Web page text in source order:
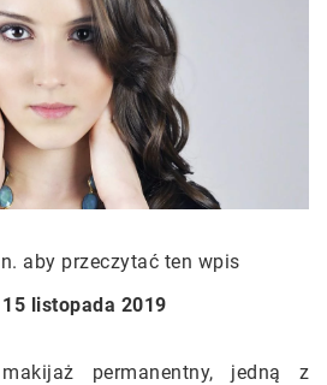
aby przeczytać ten wpis
15 listopada 2019
permanentny, jedną z